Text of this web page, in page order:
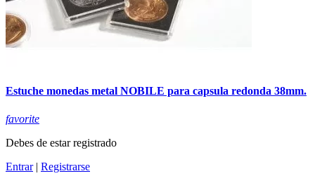
Estuche monedas metal NOBILE para capsula redonda 38mm.
favorite
Debes de estar registrado
Entrar| Registrarse